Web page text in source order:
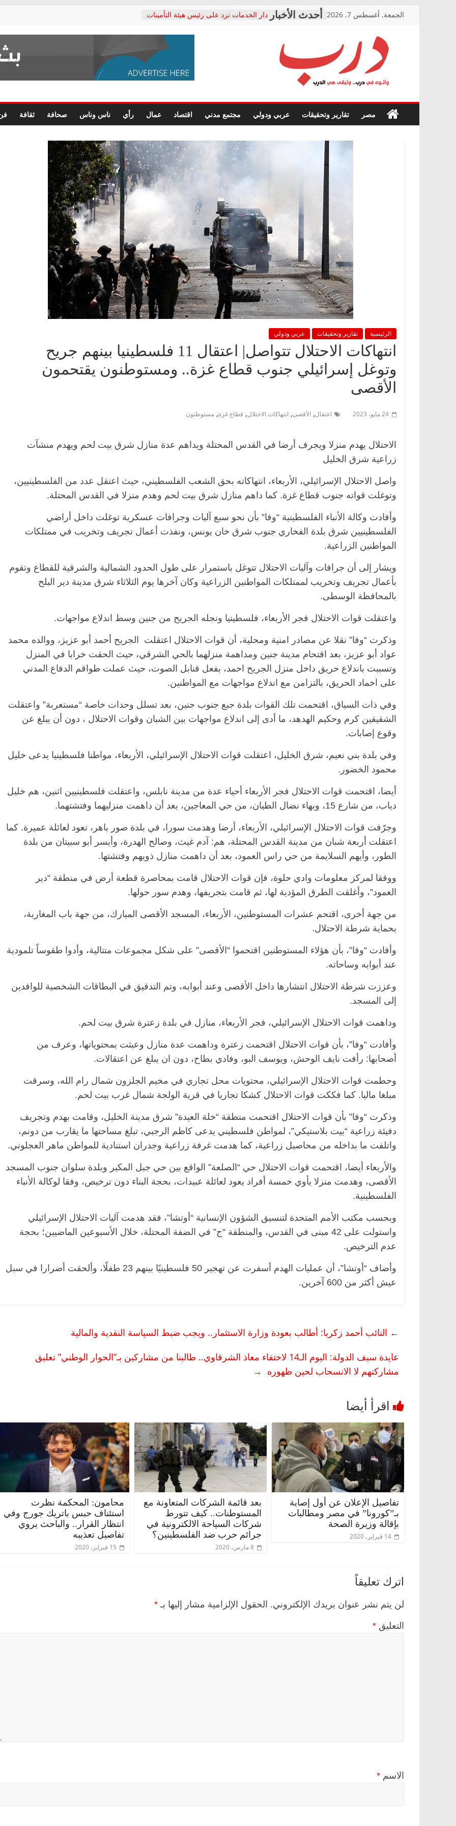
الجمعة, أغسطس 7, 2026
دار الخدمات ترد على رئيس هيئة التأمينات
معاناة أصحاب المعاشات.. ونطالب بكشف
فرحات سليمان يكتب: القطاع الصحي إلى
حزب التحالف الشعبي يطلق لجنة “الحق
صور .. اعتماد الرسومات النهائية للقرار
الوزاري لمدينة الصحفيين.. وانتهاء أعمال
إنشاء المبنى الإداري
متابعة قضية الدكتور محمد زهران.. ويؤكد:
قرينة البراءة وضمانات المحاكمة العادلة
درب
في
درب..
مصر تقارير وتحقيقات عربي ودولي مجتمع مدني اقتصاد عمال رأي ناس وناس صحافة ثقافة
الرئيسية تقارير وتحقيقات عربي ودولي
انتهاكات الاحتلال تتواصل| اعتقال 11 فلسطينيا بينهم جريح
وتوغل إسرائيلي جنوب قطاع غزة.. ومستوطنون يقتحمون
الأقصى
24 مايو، 2023 اعتقال, الأقصى, انتهاكات الاحتلال, قطاع غزة, مستوطنون
الاحتلال يهدم منزلا ويجرف أرضا في القدس المحتلة ويداهم عدة منازل شرق بيت لحم ويهدم منشآت
زراعية شرق الخليل
واصل الاحتلال الإسرائيلي، الأربعاء، انتهاكاته بحق الشعب الفلسطيني، حيث اعتقل عدد من الفلسطينيين،
وتوغلت قواته جنوب قطاع غزة. كما داهم منازل شرق بيت لحم وهدم منزلا في القدس المحتلة.
وأفادت وكالة الأنباء الفلسطينية “وفا” بأن نحو سبع آليات وجرافات عسكرية توغلت داخل أراضي
الفلسطينيين شرق بلدة الفخاري جنوب شرق خان يونس، ونفذت أعمال تجريف وتخريب في ممتلكات
المواطنين الزراعية.
ويشار إلى أن جرافات وآليات الاحتلال تتوغل باستمرار على طول الحدود الشمالية والشرقية للقطاع وتقوم
بأعمال تجريف وتخريب لممتلكات المواطنين الزراعية وكان آخرها يوم الثلاثاء شرق مدينة دير البلح
بالمحافظة الوسطى.
واعتقلت قوات الاحتلال فجر الأربعاء، فلسطينيا ونجله الجريح من جنين وسط اندلاع مواجهات.
وذكرت “وفا” نقلا عن مصادر امنية ومحلية، أن قوات الاحتلال اعتقلت الجريح أحمد أبو عزيز، ووالده محمد
عواد أبو عزيز، بعد اقتحام مدينة جنين ومداهمة منزلهما بالحي الشرقي، حيث الحقت خرابا في المنزل
وتسببت باندلاع حريق داخل منزل الجريح احمد، بفعل قنابل الصوت، حيث عملت طواقم الدفاع المدني
على اخماد الحريق، بالتزامن مع اندلاع مواجهات مع المواطنين.
وفي ذات السياق، اقتحمت تلك القوات بلدة جبع جنوب جنين، بعد تسلل وحدات خاصة “مستعربة” واعتقلت
الشقيقين كرم وحكيم الهدهد، ما أدى إلى اندلاع مواجهات بين الشبان وقوات الاحتلال ، دون أن يبلغ عن
وقوع إصابات.
وفي بلدة بني نعيم، شرق الخليل، اعتقلت قوات الاحتلال الإسرائيلي، الأربعاء، مواطنا فلسطينيا يدعى خليل
محمود الخضور.
أيضا، اقتحمت قوات الاحتلال فجر الأربعاء أحياء عدة من مدينة نابلس، واعتقلت فلسطينيين اثنين، هم خليل
دياب، من شارع 15، وبهاء نضال الطيان، من حي المعاجين، بعد أن داهمت منزليهما وفتشتهما.
وجرّفت قوات الاحتلال الإسرائيلي، الأربعاء، أرضا وهدمت سورا، في بلدة صور باهر، تعود لعائلة عميرة. كما
اعتقلت أربعة شبان من مدينة القدس المحتلة، هم: آدم غيث، وصالح الهدرة، وأيسر أبو سبيتان من بلدة
الطور، وأيهم السلايمة من حي راس العمود، بعد أن داهمت منازل ذويهم وفتشتها.
ووفقا لمركز معلومات وادي حلوة، فإن قوات الاحتلال قامت بمحاصرة قطعة أرض في منطقة “دير
العمود”، وأغلقت الطرق المؤدية لها، ثم قامت بتجريفها، وهدم سور حولها.
من جهة أخرى، اقتحم عشرات المستوطنين، الأربعاء، المسجد الأقصى المبارك، من جهة باب المغاربة،
بحماية شرطة الاحتلال.
وأفادت “وفا”، بأن هؤلاء المستوطنين اقتحموا “الأقصى” على شكل مجموعات متتالية، وأدوا طقوساً تلمودية
عند أبوابه وساحاته.
وعززت شرطة الاحتلال انتشارها داخل الأقصى وعند أبوابه، وتم التدقيق في البطاقات الشخصية للوافدين
إلى المسجد.
وداهمت قوات الاحتلال الإسرائيلي، فجر الأربعاء، منازل في بلدة زعترة شرق بيت لحم.
وأفادت “وفا”، بأن قوات الاحتلال اقتحمت زعترة وداهمت عدة منازل وعبثت بمحتوياتها، وعرف من
أصحابها: رأفت نايف الوحش، ويوسف البو، وفادي بطاح، دون ان يبلغ عن اعتقالات.
وحطمت قوات الاحتلال الإسرائيلي، محتويات محل تجاري في مخيم الجلزون شمال رام الله، وسرقت
مبلغا ماليا. كما فككت قوات الاحتلال كشكا تجاريا في قرية الولجة شمال غرب بيت لحم.
وذكرت “وفا” بأن قوات الاحتلال اقتحمت منطقة “خلة العيدة” شرق مدينة الخليل، وقامت بهدم وتجريف
دفيئة زراعية “بيت بلاستيكي”، لمواطن فلسطيني يدعى كاظم الرجبي، تبلغ مساحتها ما يقارب من دونم،
واتلفت ما بداخله من محاصيل زراعية، كما هدمت غرفة زراعية وجدران استنادية للمواطن ماهر العجلوني.
والأربعاء أيضا، اقتحمت قوات الاحتلال حي “الصلعة” الواقع بين حي جبل المكبر وبلدة سلوان جنوب المسجد
الأقصى، وهدمت منزلا يأوي خمسة أفراد يعود لعائلة عبيدات، بحجة البناء دون ترخيص، وفقا لوكالة الأنباء
الفلسطينية.
وبحسب مكتب الأمم المتحدة لتنسيق الشؤون الإنسانية “أوتشا”، فقد هدمت آليات الاحتلال الإسرائيلي
واستولت على 42 مبنى في القدس، والمنطقة “ج” في الضفة المحتلة، خلال الأسبوعين الماضيين؛ بحجة
عدم الترخيص.
وأضاف “أوتشا”، أن عمليات الهدم أسفرت عن تهجير 50 فلسطينيًا بينهم 23 طفلًا، وألحقت أضرارا في سبل
عيش أكثر من 600 آخرين.
← النائب أحمد زكريا: أطالب بعودة وزارة الاستثمار.. ويجب ضبط السياسة النقدية والمالية
عايدة سيف الدولة: اليوم الـ14 لاختفاء معاذ الشرقاوي.. طالبنا من مشاركين بـ”الحوار الوطني” تعليق
مشاركتهم لا الانسحاب لحين ظهوره →
تفاصيل الإعلان عن أول إصابة
بـ”كورونا” في مصر ومطالبات
بإقالة وزيرة الصحة
14 فبراير، 2020
بعد قائمة الشركات المتعاونة مع
المستوطنات.. كيف تتورط
شركات السياحة الالكترونية في
جرائم حرب ضد الفلسطينين؟
8 مارس، 2020
محامون: المحكمة نظرت
استئناف حبس باتريك جورج وفي
انتظار القرار.. والباحث يروي
تفاصيل تعذيبه
15 فبراير، 2020
اترك تعليقاً
لن يتم نشر عنوان بريدك الإلكتروني. الحقول الإلزامية مشار إليها بـ *
التعليق *
الاسم *
الرئيسية مصر ناس وناس
مقعد شاغر على مائدة الإفطار.. يحيى
حسين عبدالهادي فارس مقاومة
الخصخصة الذي دافع عن المال العام
(بروفايل)
21 فبراير، 2026
الرئيسية مصر ناس وناس
في ذكرى رحيله.. د. نور فرحات فقيه
قانوني دافع عن قضايا الوطن وانحاز
للحرية (بروفايل)
د. عبدالخالق فاروق.. خبير اقتصادي
يحتفل بذكرى ميلاده وحيداً على أبواب